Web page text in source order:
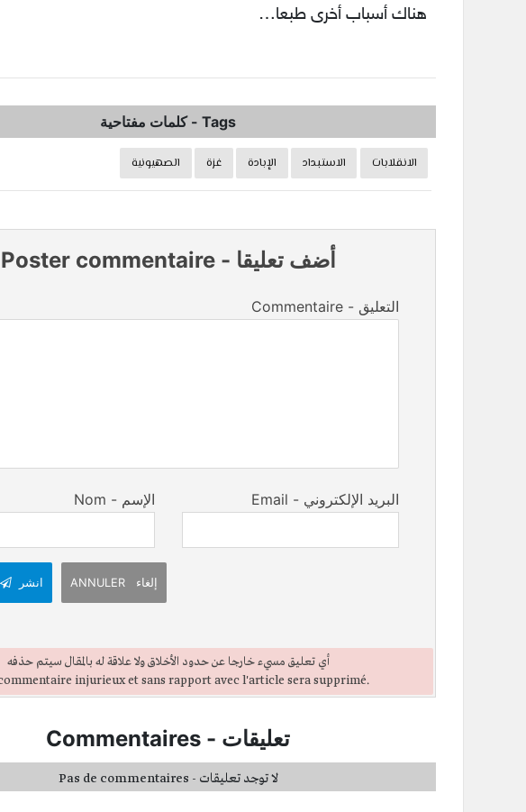
هناك أسباب أخرى طبعا…
Tags
-كلمات مفتاحية
الانقلابات الاستبداد الإبادة غزة الصهيونية
Poster commentaire- أضف تعليقا
Commentaire - التعليق
Nom - الإسم Email - البريد الإلكتروني
انشر ANNULER إلغاء
أي تعليق مسيء خارجا عن حدود الأخلاق ولا علاقة له بالمقال سيتم حذفه
injurieux et sans rapport avec l'article sera supprimé.
Commentaires - تعليقات
Pas de commentaires - لا توجد تعليقات